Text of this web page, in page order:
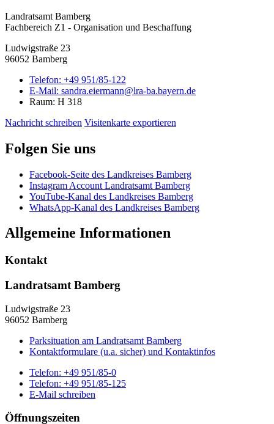
Landratsamt Bamberg
Fachbereich Z1 - Organisation und Beschaffung
Ludwigstraße 23
96052 Bamberg
Telefon: +49 951/85-122
E-Mail: sandra.eiermann@lra-ba.bayern.de
Raum: H 318
Nachricht schreiben Visitenkarte exportieren
Folgen Sie uns
Facebook-Seite des Landkreises Bamberg
Instagram Account Landratsamt Bamberg
YouTube-Kanal des Landkreises Bamberg
WhatsApp-Kanal des Landkreises Bamberg
Allgemeine Informationen
Kontakt
Landratsamt Bamberg
Ludwigstraße 23
96052 Bamberg
Parksituation am Landratsamt Bamberg
Kontaktformulare (u.a. sicher) und Kontaktinfos
Telefon: +49 951/85-0
Telefon: +49 951/85-125
E-Mail schreiben
Öffnungszeiten